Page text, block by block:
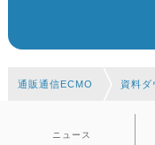
通販通信ECMO 資料ダ
ニュース